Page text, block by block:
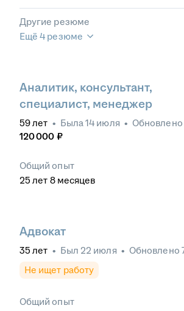
Другие резюме
Ещё 4 резюме
Аналитик, консультант,
специалист, менеджер
59лет • Была14 июля • Обновлено
120 000 ₽
Общий опыт
25 лет 8 месяцев
Адвокат
35 лет • Был 22 июля • Обновлено
Не ищет работу
Общий опыт